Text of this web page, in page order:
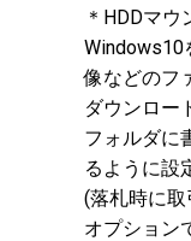
＊HDDマウ
Windows10
像などのフ
ダウンロー
フォルダに
るように設
(落札時に
オプション